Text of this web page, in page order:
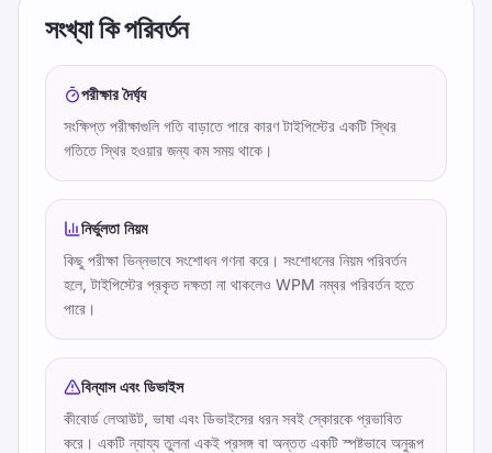
সংখ্যা কি পরিবর্তন
পরীক্ষার দৈর্ঘ্য
সংক্ষিপ্ত পরীক্ষাগুলি গতি বাড়াতে পারে কারণ টাইপিস্টের একটি স্থির
গতিতে স্থির হওয়ার জন্য কম সময় থাকে।
নির্ভুলতা নিয়ম
কিছু পরীক্ষা ভিন্নভাবে সংশোধন গণনা করে। সংশোধনের নিয়ম পরিবর্তন
হলে, টাইপিস্টের প্রকৃত দক্ষতা না থাকলেও WPM নম্বর পরিবর্তন হতে
পারে।
বিন্যাস এবং ডিভাইস
কীবোর্ড লেআউট, ভাষা এবং ডিভাইসের ধরন সবই স্কোরকে প্রভাবিত
করে। একটি ন্যায্য তুলনা একই প্রসঙ্গ বা অন্তত একটি স্পষ্টভাবে অনুরূপ